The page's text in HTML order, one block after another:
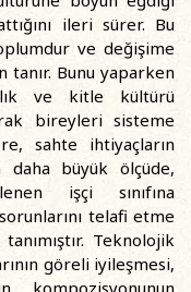
ileri sürer. Bu
ve değişime
tanır. Bunu yaparken
ve kitle kültürü
bireyleri sisteme
sahte ihtiyaçların
daha büyük ölçüde,
işçi sınıfına
telafi etme
Teknolojik
göreli iyileşmesi,
kompozisyonunun